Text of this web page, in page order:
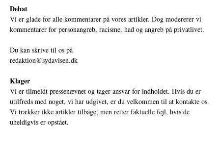
Debat
Vi er glade for alle kommentarer på vores artikler. Dog modererer vi
kommentarer for personangreb, racisme, had og angreb på privatlivet.
Du kan skrive til os på
redaktion@sydavisen.dk
Klager
Vi er tilmeldt pressenævnet og tager ansvar for indholdet. Hvis du er
utilfreds med noget, vi har udgivet, er du velkommen til at kontakte os.
Vi trækker ikke artikler tilbage, men retter faktuelle fejl, hvis de
uheldigvis er opstået.